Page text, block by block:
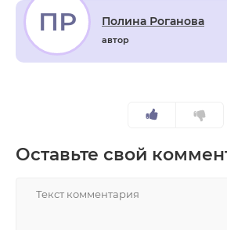
ПР Полина Роганова
автор
Оставьте свой